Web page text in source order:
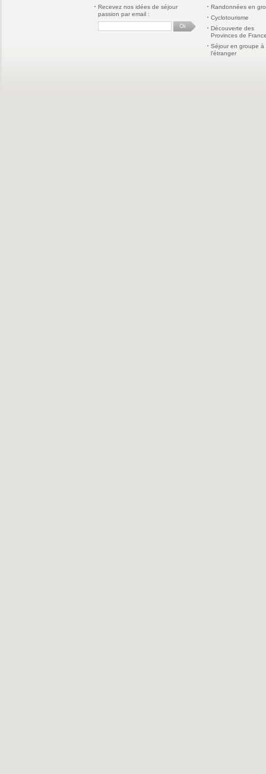
Recevez nos idées de séjour
passion par email :
Randonnées en
Cyclotourisme
Découverte des
Provinces de
Séjour en groupe à
l'étranger